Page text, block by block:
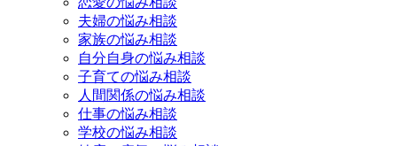
夫婦の悩み相談
家族の悩み相談
自分自身の悩み相談
子育ての悩み相談
人間関係の悩み相談
仕事の悩み相談
学校の悩み相談